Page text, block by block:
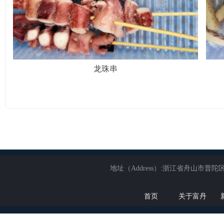
龙珠串
地址（Address）:浙江省舟山市普陀
首页 关于富丹